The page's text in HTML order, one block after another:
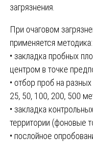
загрязнения.
При очаговом
применяется методика:
• закладка пробных
центром в точке
• отбор проб на
25, 50, 100, 200, 500
• закладка
территории (фоновые
• послойное